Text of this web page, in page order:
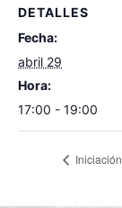
DETALLES
Fecha:
abril 29
Hora:
17:00 - 19:00